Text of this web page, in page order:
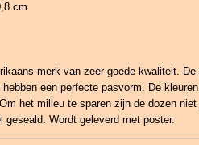
cm
merk van zeer goede kwaliteit.
een perfecte pasvorm. De
het milieu te sparen zijn de dozen
geseald. Wordt geleverd met poster.